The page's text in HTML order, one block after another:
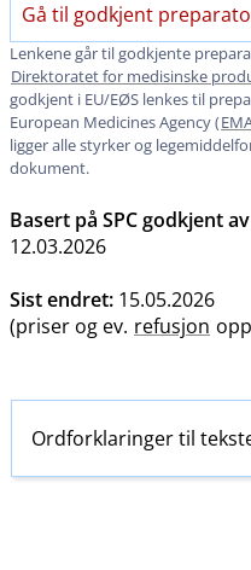
Gå til godkjent
Lenkene går til godkjente
Direktoratet for medisinske
godkjent i EU​/​EØS lenkes til
European Medicines Agency (
ligger alle styrker og
dokument.
Basert på SPC godkjent av
12.03.2026
Sist endret: 15.05.2026
(priser og ev. refusjon
Ordforklaringer til